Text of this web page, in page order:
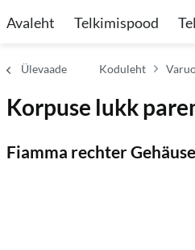
Avaleht Telkimispood
Ülevaade Koduleht
Korpuse lukk
Fiamma rechter